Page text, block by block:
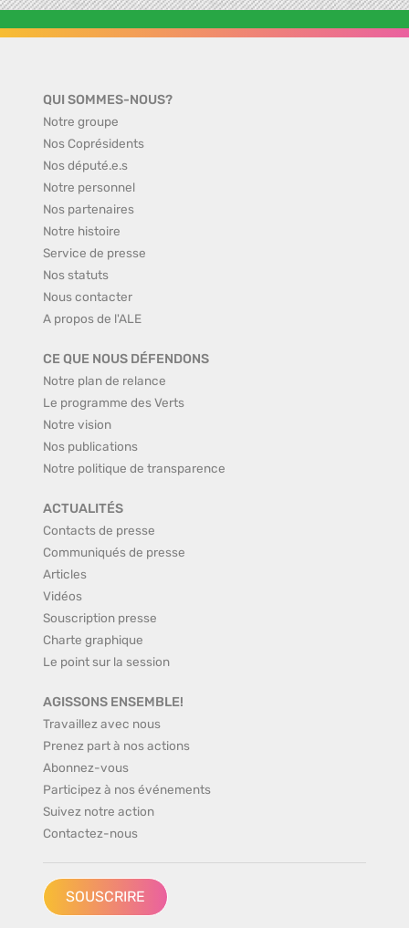
QUI SOMMES-NOUS?
Notre groupe
Nos Coprésidents
Nos député.e.s
Notre personnel
Nos partenaires
Notre histoire
Service de presse
Nos statuts
Nous contacter
A propos de l'ALE
CE QUE NOUS DÉFENDONS
Notre plan de relance
Le programme des Verts
Notre vision
Nos publications
Notre politique de transparence
ACTUALITÉS
Contacts de presse
Communiqués de presse
Articles
Vidéos
Souscription presse
Charte graphique
Le point sur la session
AGISSONS ENSEMBLE!
Travaillez avec nous
Prenez part à nos actions
Abonnez-vous
Participez à nos événements
Suivez notre action
Contactez-nous
SOUSCRIRE